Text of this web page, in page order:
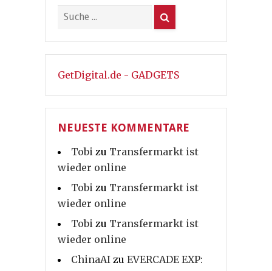
GetDigital.de - GADGETS
NEUESTE KOMMENTARE
Tobi zu Transfermarkt ist
wieder online
Tobi zu Transfermarkt ist
wieder online
Tobi zu Transfermarkt ist
wieder online
ChinaAI zu EVERCADE EXP: